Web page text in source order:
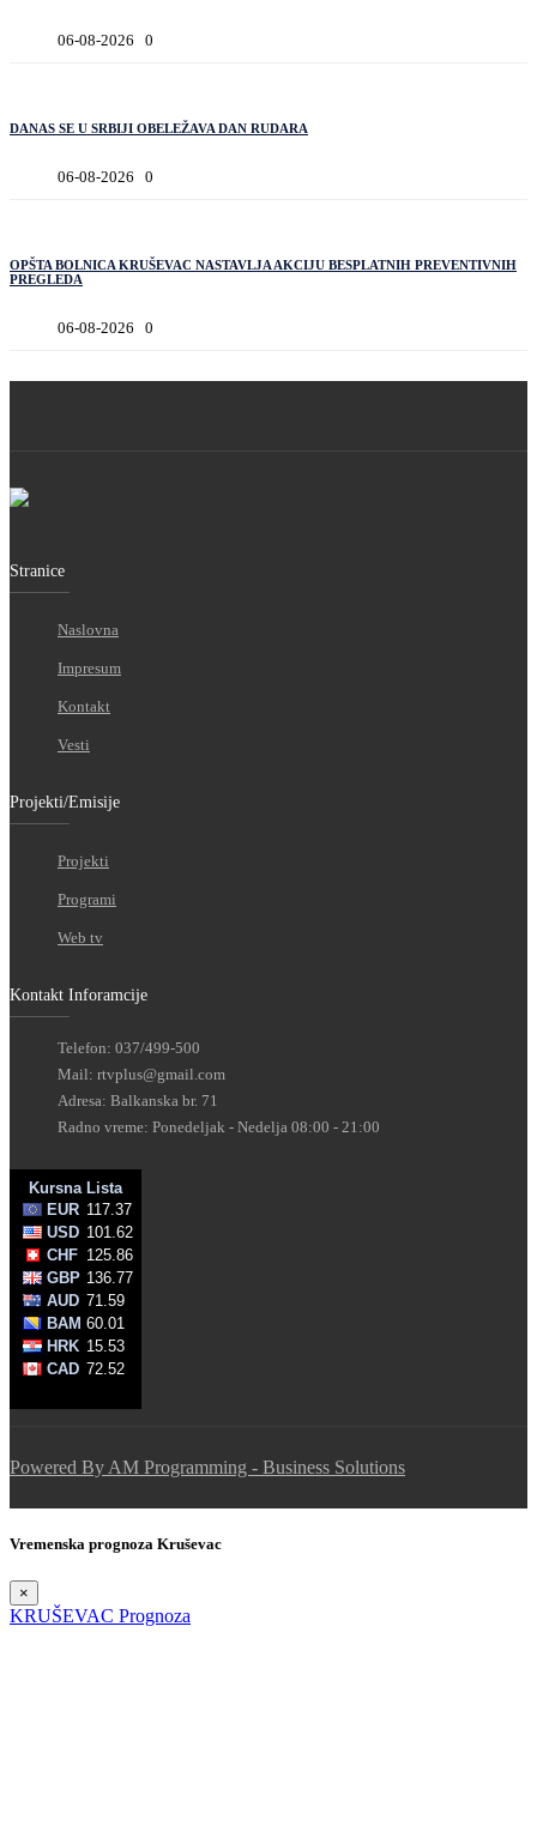
06-08-2026 0
DANAS SE U SRBIJI OBELEŽAVA DAN RUDARA
06-08-2026 0
OPŠTA BOLNICA KRUŠEVAC NASTAVLJA AKCIJU BESPLATNIH PREVENTIVNIH
PREGLEDA
06-08-2026 0
Stranice
Naslovna
Impresum
Kontakt
Vesti
Projekti/Emisije
Projekti
Programi
Web tv
Kontakt Inforamcije
Telefon: 037/499-500
Mail: rtvplus@gmail.com
Adresa: Balkanska br. 71
Radno vreme: Ponedeljak - Nedelja 08:00 - 21:00
Powered By AM Programming - Business Solutions
Vremenska prognoza Kruševac
×
KRUŠEVAC Prognoza